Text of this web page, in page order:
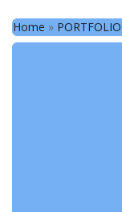
Home » PORTFOLIO